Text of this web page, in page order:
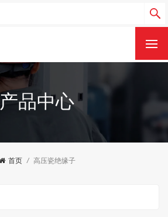
产品中心
首页 / 高压瓷绝缘子